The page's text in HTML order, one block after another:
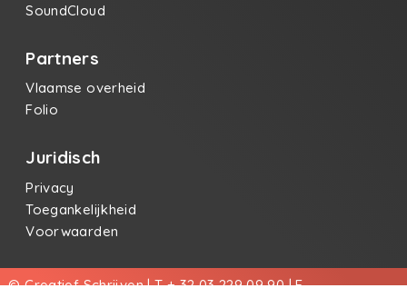
SoundCloud
Partners
Vlaamse overheid
Folio
Juridisch
Privacy
Toegankelijkheid
Voorwaarden
© Creatief Schrijven | T + 32 03 229 09 90 | E